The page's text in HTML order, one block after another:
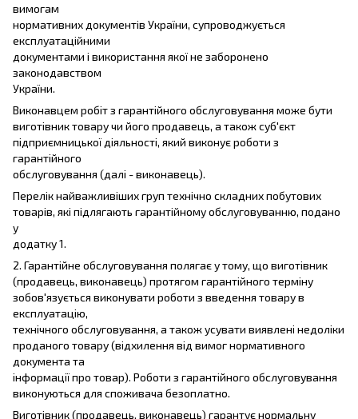
вимогам
нормативних документів України, супроводжується
експлуатаційними
документами і використання якої не заборонено
законодавством
України.
Виконавцем робіт з гарантійного обслуговування може бути
виготівник товару чи його продавець, а також суб'єкт
підприємницької діяльності, який виконує роботи з
гарантійного
обслуговування (далі - виконавець).
Перелік найважливіших груп технічно складних побутових
товарів, які підлягають гарантійному обслуговуванню, подано
у
додатку 1.
2. Гарантійне обслуговування полягає у тому, що виготівник
(продавець, виконавець) протягом гарантійного терміну
зобов'язується виконувати роботи з введення товару в
експлуатацію,
технічного обслуговування, а також усувати виявлені недоліки
проданого товару (відхилення від вимог нормативного
документа та
інформації про товар). Роботи з гарантійного обслуговування
виконуються для споживача безоплатно.
Виготівник (продавець, виконавець) гарантує нормальну